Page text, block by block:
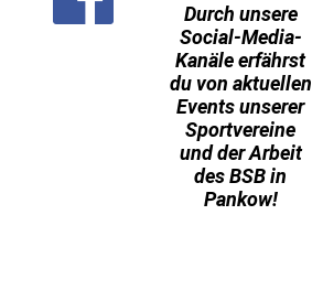
Durch unsere
Social-Media-
Kanäle erfährst
du von aktuellen
Events unserer
Sportvereine
und der Arbeit
des BSB in
Pankow!